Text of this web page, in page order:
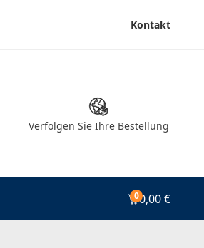
Kontakt
Verfolgen Sie Ihre Bestellung
00,00€